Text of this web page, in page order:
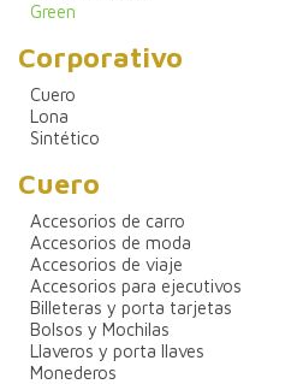
Green
Corporativo
Cuero
Lona
Sintético
Cuero
Accesorios de carro
Accesorios de moda
Accesorios de viaje
Accesorios para ejecutivos
Billeteras y porta tarjetas
Bolsos y Mochilas
Llaveros y porta llaves
Monederos